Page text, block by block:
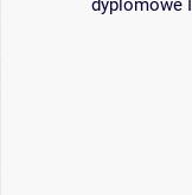
dyplomowe I